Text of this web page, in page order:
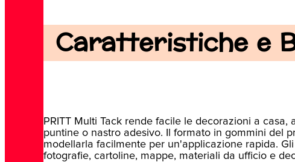
Caratteristiche e
PRITT Multi Tack rende facile le decorazioni a
puntine o nastro adesivo. Il formato in gommini del
modellarla facilmente per un'applicazione rapida.
fotografie, cartoline, mappe, materiali da ufficio e